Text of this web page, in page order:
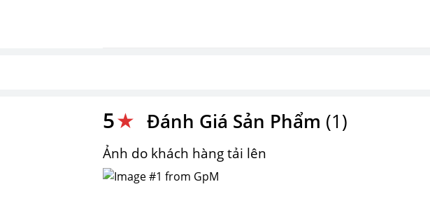
5★ Đánh Giá Sản Phẩm (1)
Ảnh do khách hàng tải lên